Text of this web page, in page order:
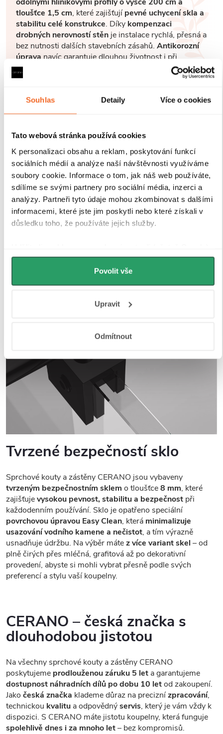
Souhlas Detaily Více o cookies
Tato webová stránka používá cookies
K personalizaci obsahu a reklam, poskytování funkcí
sociálních médií a analýze naší návštěvnosti využíváme
soubory cookie. Informace o tom, jak náš web používáte,
sdílíme se svými partnery pro sociální média, inzerci a
analýzy. Partneři tyto údaje mohou zkombinovat s dalšími
informacemi, které jste jim poskytli nebo které získali v
důsledku toho, že používáte jejich služby.
můžeme používat cookies pro analytiku a
personalizovanou reklamu. Jak Google zpracovává
osobní údaje najdete na stránkách
Povolit vše
Upravit
Odmítnout
odolnými hliníkovými profily o výšce 200 cm a
tloušťce 1,5 cm, které zajišťujípevné uchycení skla a
stabilitu celé konstrukce. Díky kompenzaci
drobných nerovností stěnje instalace rychlá, přesná a
bez nutnosti dalších stavebních zásahů. Antikorozní
úpravanavíc garantuje dlouhou životnost i při
každodenním používání v náročném koupelnovém
prostředí..
Tvrzené bezpečností sklo
Sprchové kouty a zástěny CERANO jsou vybaveny
tvrzeným bezpečnostním sklem o tloušťce8 mm, které
zajišťujevysokou pevnost, stabilitu a bezpečnost při
každodenním používání. Sklo je opatřeno speciální
povrchovou úpravou Easy Clean, která minimalizuje
usazování vodního kamene a nečistot, a tím výrazně
usnadňuje údržbu. Na výběr mátez více variant skel – od
plně čirých přes mléčná, grafitová až po dekorativní
provedení, abyste si mohli vybrat přesně podle svých
preferencí a stylu vaší koupelny.
CERANO – česká značka s
dlouhodobou jistotou
Na všechny sprchové kouty a zástěny CERANO
poskytujeme prodlouženou záruku 5 let a garantujeme
dostupnost náhradních dílů po dobu 10 letod zakoupení.
Jako česká značka klademe důraz na preciznízpracování,
technickou kvalitu a odpovědnýservis, který je vám vždy k
dispozici. S CERANO máte jistotu koupelny, která funguje
spolehlivě dnes i za mnoho let– bez kompromisů.